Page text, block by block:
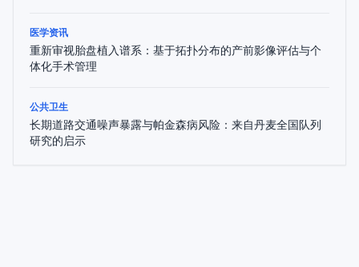
医学资讯
重新审视胎盘植入谱系：基于拓扑分布的产前影像评估与个
体化手术管理
公共卫生
长期道路交通噪声暴露与帕金森病风险：来自丹麦全国队列
研究的启示